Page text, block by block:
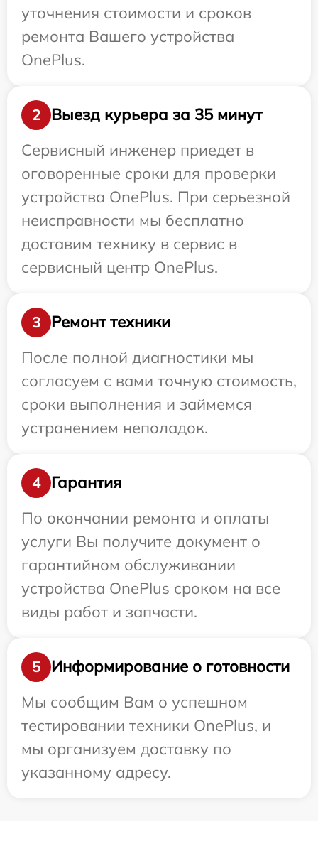
уточнения стоимости и сроков
ремонта Вашего устройства
OnePlus.
2
Выезд курьера за 35 минут
Сервисный инженер приедет в
оговоренные сроки для проверки
устройства OnePlus. При серьезной
неисправности мы бесплатно
доставим технику в сервис в
сервисный центр OnePlus.
3
Ремонт техники
После полной диагностики мы
согласуем с вами точную стоимость,
сроки выполнения и займемся
устранением неполадок.
4
Гарантия
По окончании ремонта и оплаты
услуги Вы получите документ о
гарантийном обслуживании
устройства OnePlus сроком на все
виды работ и запчасти.
5
Информирование о готовности
Мы сообщим Вам о успешном
тестировании техники OnePlus, и
мы организуем доставку по
указанному адресу.